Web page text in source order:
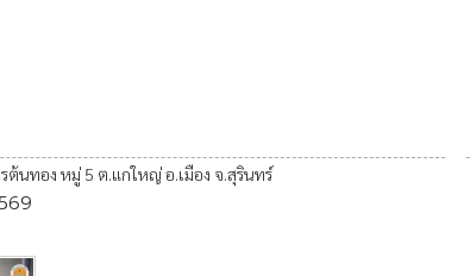
ต้นทอง หมู่ 5 ต.แกใหญ่ อ.เมือง จ.สุรินทร์